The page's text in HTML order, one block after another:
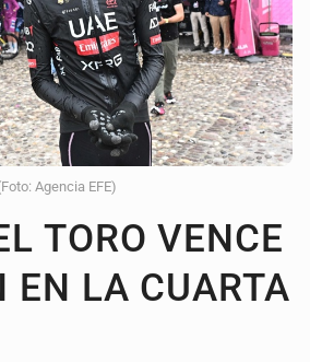
Agencia EFE)
TORO VENCE
EN LA CUARTA